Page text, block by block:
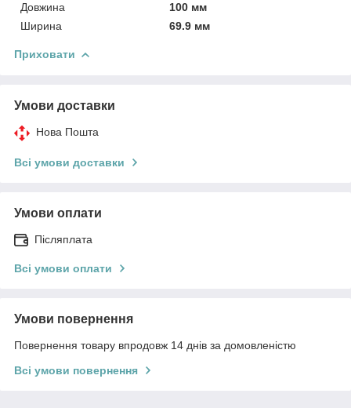
Довжина
100 мм
Ширина
69.9 мм
Приховати
Умови доставки
Нова Пошта
Всі умови доставки
Умови оплати
Післяплата
Всі умови оплати
Умови повернення
Повернення товару впродовж 14 днів за домовленістю
Всі умови повернення